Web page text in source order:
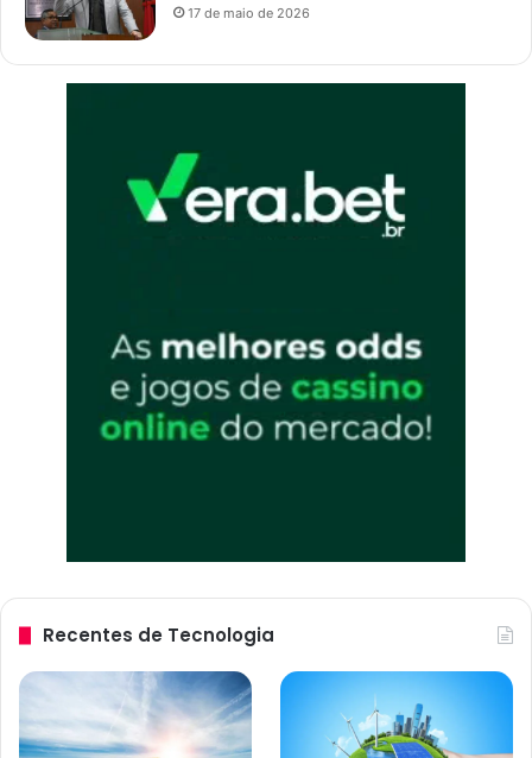
17 de maio de 2026
Recentes de Tecnologia